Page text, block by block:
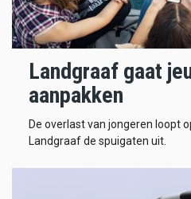
Landgraaf gaat
aanpakken
De overlast van jongeren loopt
Landgraaf de spuigaten uit.